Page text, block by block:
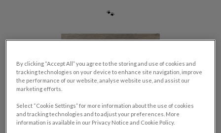
🐾
By clicking “Accept All” you agree to the storing and use of cookies and
tracking technologies on your device to enhance site navigation, improve
the performance of our website, analyse website use, and assist our
marketing efforts.
Select “Cookie Settings” for more information about the use of cookies
and tracking technologies and to adjust your preferences. More
information is available in our Privacy Notice and Cookie Policy.